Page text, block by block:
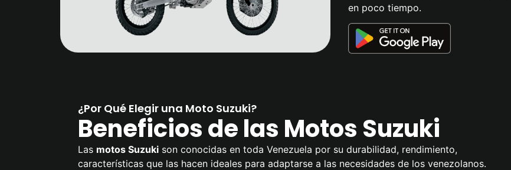
en poco tiempo.
¿Por Qué Elegir una Moto Suzuki?
Beneficios de las Motos Suzuki
Las motos Suzuki son conocidas en toda Venezuela por su durabilidad, rendimiento,
características que las hacen ideales para adaptarse a las necesidades de los venezolanos.